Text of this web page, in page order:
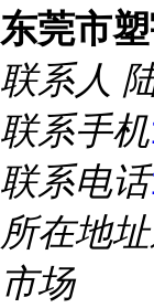
东莞市
联系人
联系手机
联系电话
所在地址
市场